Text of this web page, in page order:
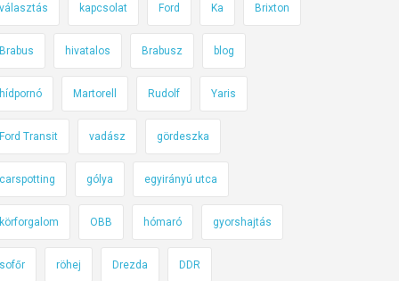
választás kapcsolat Ford Ka Brixton
Brabus hivatalos Brabusz blog
hídpornó Martorell Rudolf Yaris
Ford Transit vadász gördeszka
carspotting gólya egyirányú utca
körforgalom OBB hómaró gyorshajtás
sofőr röhej Drezda DDR